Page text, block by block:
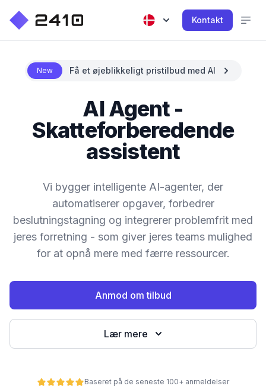
Kontakt
New Få et øjeblikkeligt pristilbud med AI
AI Agent -
Skatteforberedende
assistent
Vi bygger intelligente AI-agenter, der
automatiserer opgaver, forbedrer
beslutningstagning og integrerer problemfrit med
jeres forretning - som giver jeres teams mulighed
for at opnå mere med færre ressourcer.
Anmod om tilbud
Lær mere
Baseret på de seneste 100+ anmeldelser